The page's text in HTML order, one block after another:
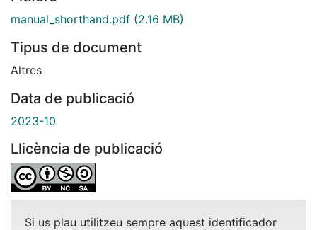
manual_shorthand.pdf (2.16 MB)
Tipus de document
Altres
Data de publicació
2023-10
Llicència de publicació
Si us plau utilitzeu sempre aquest identificador